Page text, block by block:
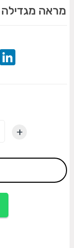
מראה מגדילה
+